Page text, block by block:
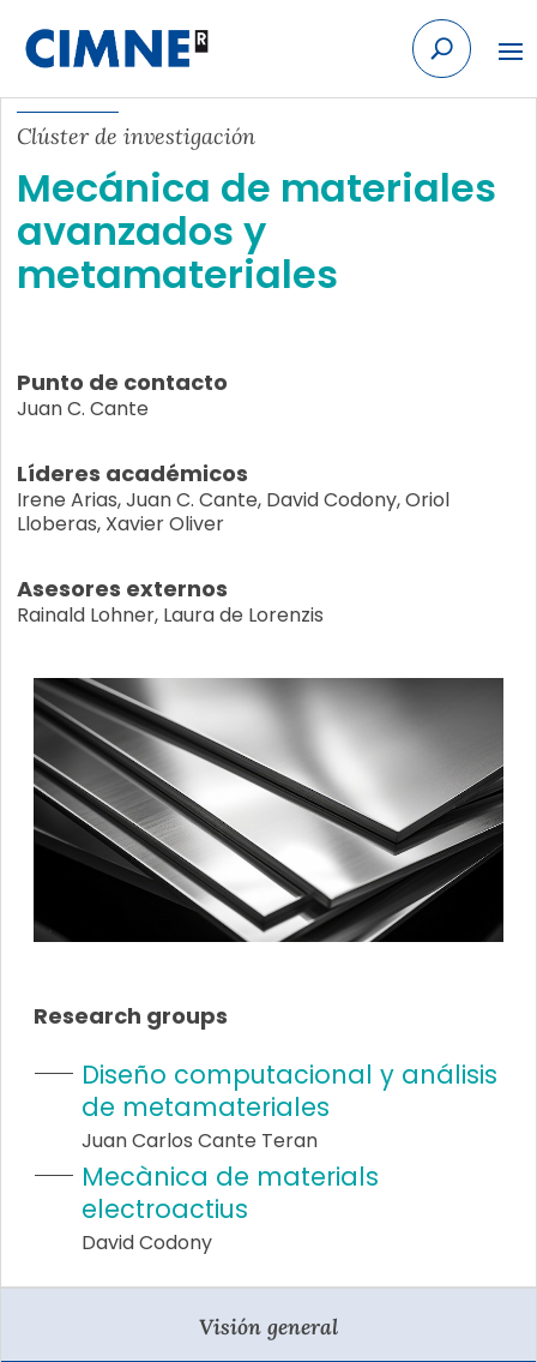
Clúster de investigación
Mecánica de materiales
avanzados y
metamateriales
Punto de contacto
Juan C. Cante
Líderes académicos
Irene Arias, Juan C. Cante, David Codony, Oriol
Lloberas, Xavier Oliver
Asesores externos
Rainald Lohner, Laura de Lorenzis
Research groups
Diseño computacional y análisis
de metamateriales
Juan Carlos Cante Teran
Mecànica de materials
electroactius
David Codony
Visión general